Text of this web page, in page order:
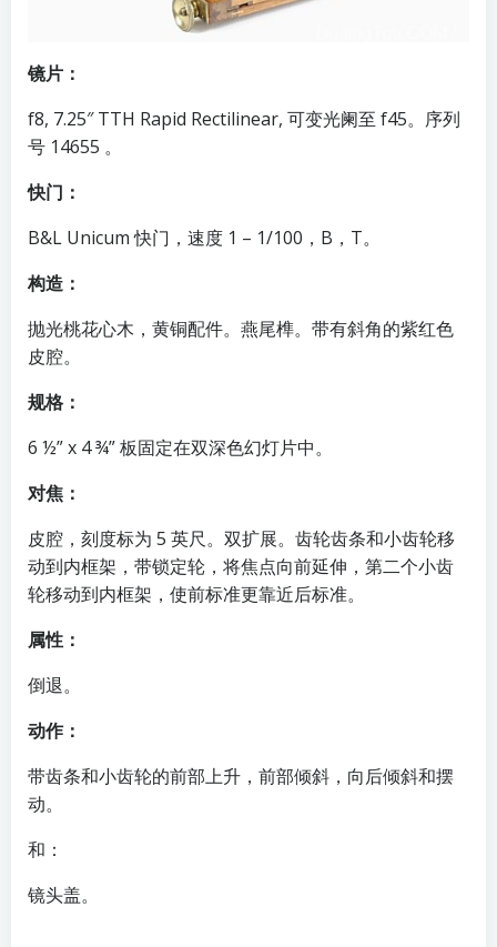
镜片：
f8, 7.25″ TTH Rapid Rectilinear, 可变光阑至 f45。序列
号 14655 。
快门：
B&L Unicum 快门，速度 1 – 1/100，B，T。
构造：
抛光桃花心木，黄铜配件。燕尾榫。带有斜角的紫红色
皮腔。
规格：
6 ½” x 4 ¾” 板固定在双深色幻灯片中。
对焦：
皮腔，刻度标为 5 英尺。双扩展。齿轮齿条和小齿轮移
动到内框架，带锁定轮，将焦点向前延伸，第二个小齿
轮移动到内框架，使前标准更靠近后标准。
属性：
倒退。
动作：
带齿条和小齿轮的前部上升，前部倾斜，向后倾斜和摆
动。
和：
镜头盖。